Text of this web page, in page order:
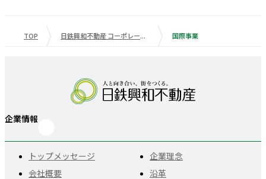
TOP 国際事業
企業情報
トップメッセージ 企業理念
会社概要 沿革